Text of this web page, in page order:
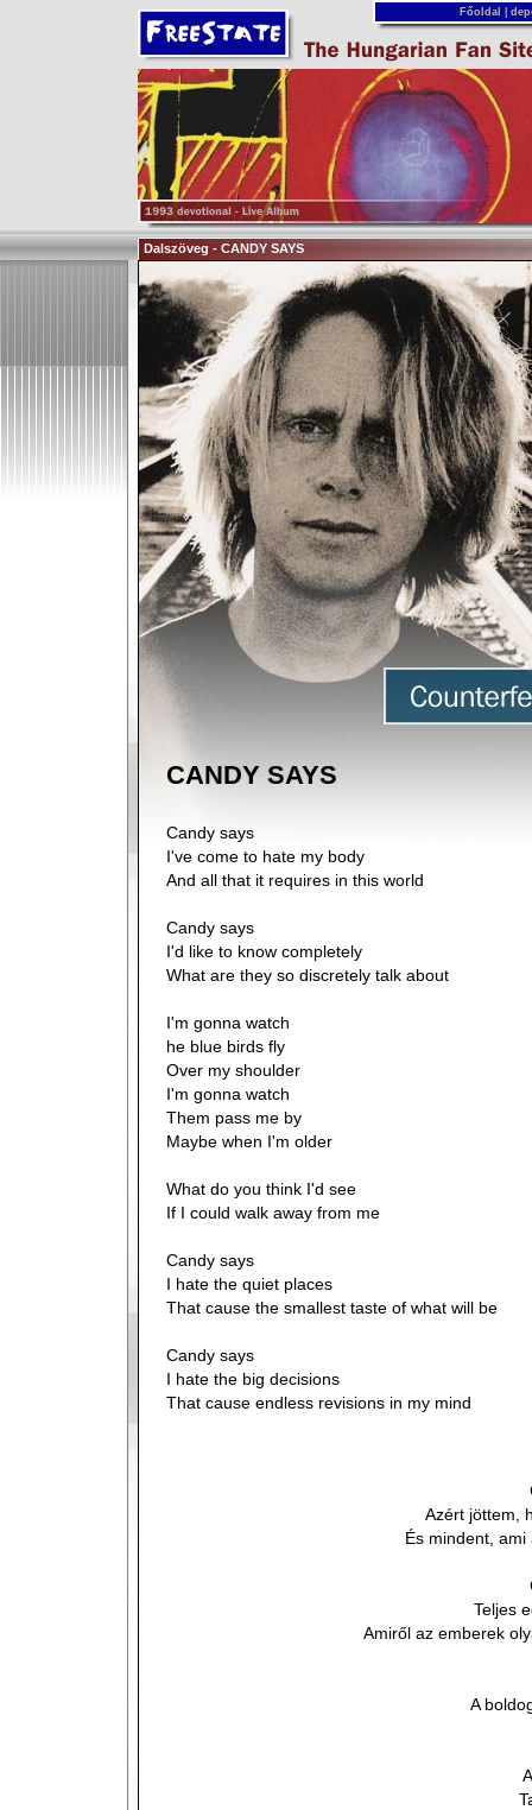
Főoldal
Dalszöveg - CANDY SAYS
CANDY SAYS
Candy says
I've come to hate my body
And all that it requires in this world
Candy says
I'd like to know completely
What are they so discretely talk about
I'm gonna watch
he blue birds fly
Over my shoulder
I'm gonna watch
Them pass me by
Maybe when I'm older
What do you think I'd see
If I could walk away from me
Candy says
I hate the quiet places
That cause the smallest taste of what will be
Candy says
I hate the big decisions
That cause endless revisions in my mind
Azért jöttem,
És mindent,
Teljes
Amiről az emberek
A